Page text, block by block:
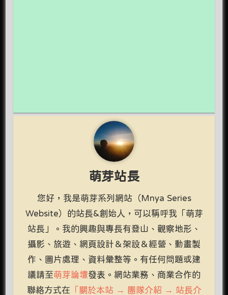
萌芽站長
您好，我是萌芽系列網站（Mnya Series
Website）的站長&創始人，可以稱呼我「萌芽
站長」。我的興趣與專長有登山、觀察地形、
攝影、旅遊、網頁設計＆架設＆經營、動畫製
作、圖片處理、資料彙整等。有任何問題或建
議請至萌芽論壇發表。網站業務、商業合作的
聯絡方式在 「關於本站 → 團隊介紹 → 站長介